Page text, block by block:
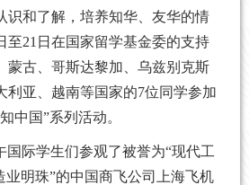
识和了解，培养知华、友华的情
至21 日在国家留学基金委的支持
蒙古、哥斯达黎加、乌兹别克斯
利亚、越南等国家的7位同学参加
中国”系列活动。
国际学生们参观了被誉为“现代工
业明珠”的中国商飞公司上海飞机